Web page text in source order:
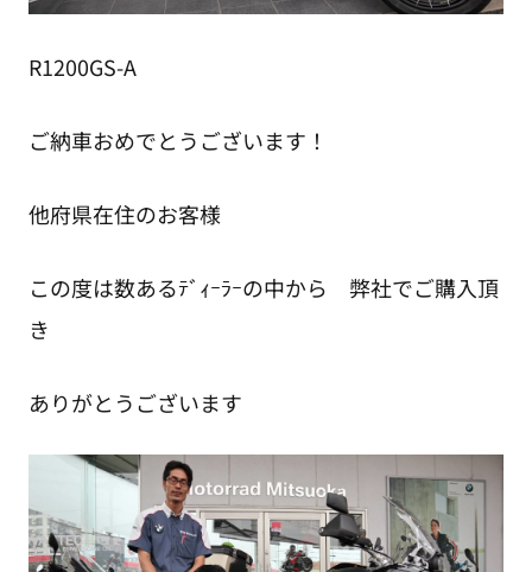
R1200GS-A
ご納車おめでとうございます！
他府県在住のお客様
この度は数あるﾃﾞｨｰﾗｰの中から 弊社でご購入頂
き
ありがとうございます